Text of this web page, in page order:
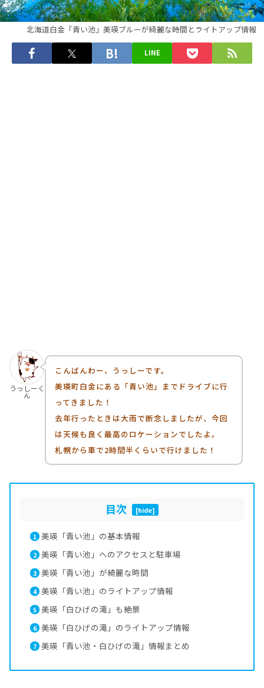
北海道白金「青い池」美瑛ブルーが綺麗な時間とライトアップ情報
LINE
うっしーく
ん
こんばんわー、うっしーです。
美瑛町白金にある「青い池」までドライブに行
ってきました！
去年行ったときは大雨で断念しましたが、今回
は天候も良く最高のロケーションでしたよ。
札幌から車で2時間半くらいで行けました！
目次 [hide]
1 美瑛「青い池」の基本情報
2 美瑛「青い池」へのアクセスと駐車場
3 美瑛「青い池」が綺麗な時間
4 美瑛「青い池」のライトアップ情報
5 美瑛「白ひげの滝」も絶景
6 美瑛「白ひげの滝」のライトアップ情報
7 美瑛「青い池・白ひげの滝」情報まとめ